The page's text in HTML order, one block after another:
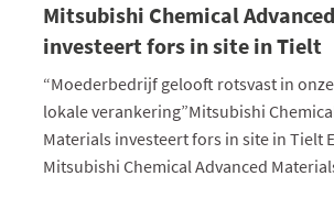
OPLOSSING"
Mitsubishi Chemical
investeert fors in site in Tielt
“Moederbedrijf gelooft rotsvast in
lokale verankering”Mitsubishi
Materials investeert fors in site in Tielt
Mitsubishi Chemical Advanced